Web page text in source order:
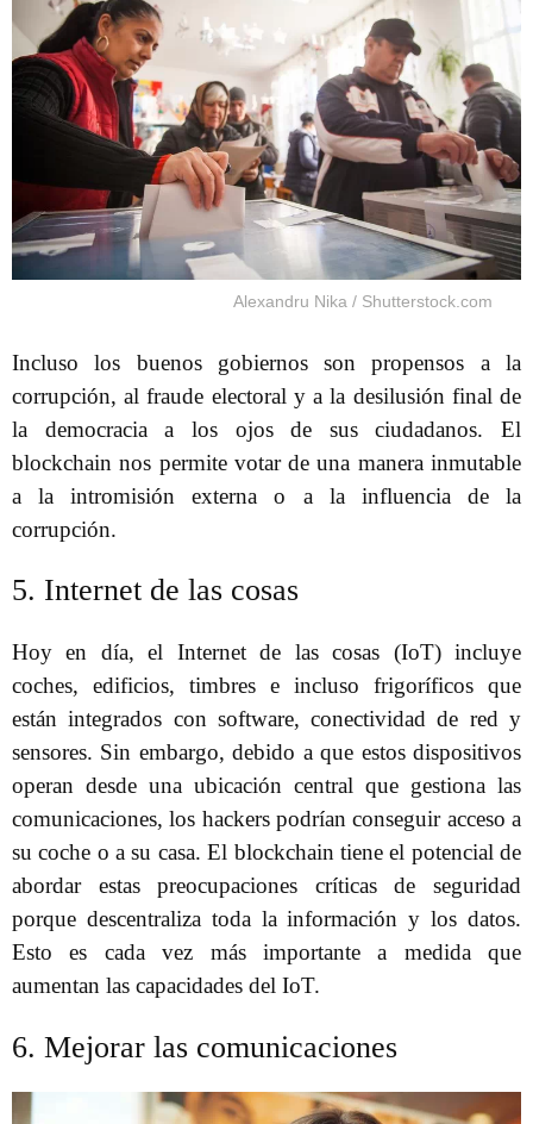
Alexandru Nika / Shutterstock.com
Incluso los buenos gobiernos son propensos a la
corrupción, al fraude electoral y a la desilusión final de
la democracia a los ojos de sus ciudadanos. El
blockchain nos permite votar de una manera inmutable
a la intromisión externa o a la influencia de la
corrupción.
5. Internet de las cosas
Hoy en día, el Internet de las cosas (IoT) incluye
coches, edificios, timbres e incluso frigoríficos que
están integrados con software, conectividad de red y
sensores. Sin embargo, debido a que estos dispositivos
operan desde una ubicación central que gestiona las
comunicaciones, los hackers podrían conseguir acceso a
su coche o a su casa. El blockchain tiene el potencial de
abordar estas preocupaciones críticas de seguridad
porque descentraliza toda la información y los datos.
Esto es cada vez más importante a medida que
aumentan las capacidades del IoT.
6. Mejorar las comunicaciones